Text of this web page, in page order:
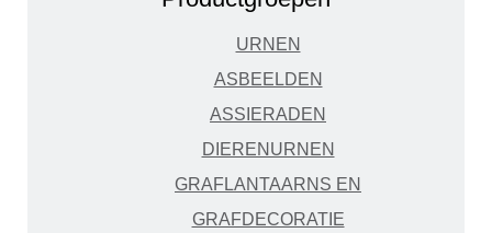
URNEN
ASBEELDEN
ASSIERADEN
DIERENURNEN
GRAFLANTAARNS EN
GRAFDECORATIE